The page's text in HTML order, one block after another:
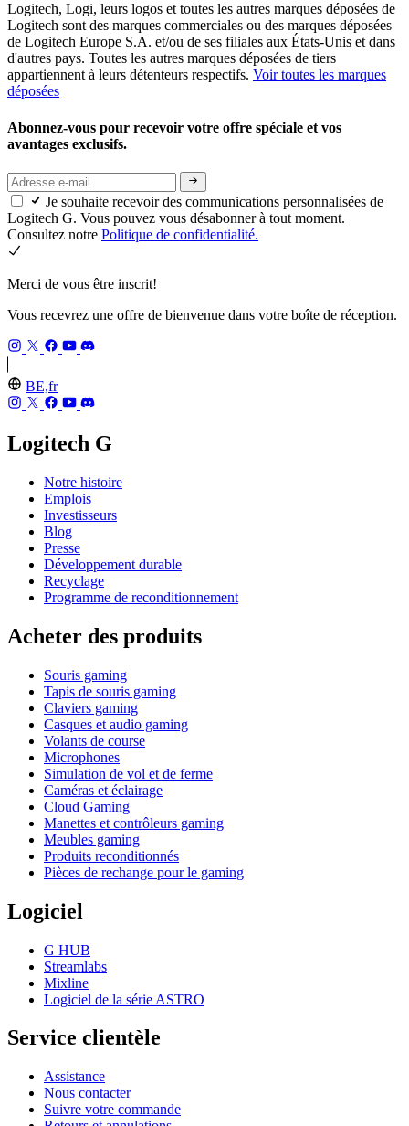
Logitech, Logi, leurs logos et toutes les autres marques déposées de
Logitech sont des marques commerciales ou des marques déposées
de Logitech Europe S.A. et/ou de ses filiales aux États-Unis et dans
d'autres pays. Toutes les autres marques déposées de tiers
appartiennent à leurs détenteurs respectifs. Voir toutes les marques
déposées
Abonnez-vous pour recevoir votre offre spéciale et vos
avantages exclusifs.
Je souhaite recevoir des communications personnalisées de
Logitech G. Vous pouvez vous désabonner à tout moment.
Consultez notre Politique de confidentialité.
Merci de vous être inscrit!
Vous recevrez une offre de bienvenue dans votre boîte de réception.
BE,fr
Logitech G
Notre histoire
Emplois
Investisseurs
Blog
Presse
Développement durable
Recyclage
Programme de reconditionnement
Acheter des produits
Souris gaming
Tapis de souris gaming
Claviers gaming
Casques et audio gaming
Volants de course
Microphones
Simulation de vol et de ferme
Caméras et éclairage
Cloud Gaming
Manettes et contrôleurs gaming
Meubles gaming
Produits reconditionnés
Pièces de rechange pour le gaming
Logiciel
G HUB
Streamlabs
Mixline
Logiciel de la série ASTRO
Service clientèle
Assistance
Nous contacter
Suivre votre commande